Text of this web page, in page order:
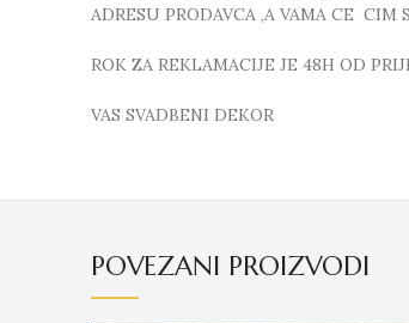
ADRESU PRODAVCA ,A VAMA CE
ROK ZA REKLAMACIJE JE 48H OD
VAS SVADBENI DEKOR
POVEZANI PROIZVODI